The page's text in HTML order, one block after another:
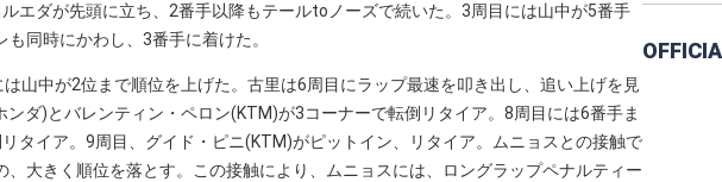
エダが先頭に立ち、2番手以降もテールtoノーズで続いた。3周目には山中が5番手
同時にかわし、3番手に着けた。
山中が2位まで順位を上げた。古里は6周目にラップ最速を叩き出し、追い上げを見
ダ)とバレンティン・ペロン(KTM)が3コーナーで転倒リタイア。8周目には6番手ま
タイア。9周目、グイド・ピニ(KTM)がピットイン、リタイア。ムニョスとの接触で
大きく順位を落とす。この接触により、ムニョスには、ロングラップペナルティー